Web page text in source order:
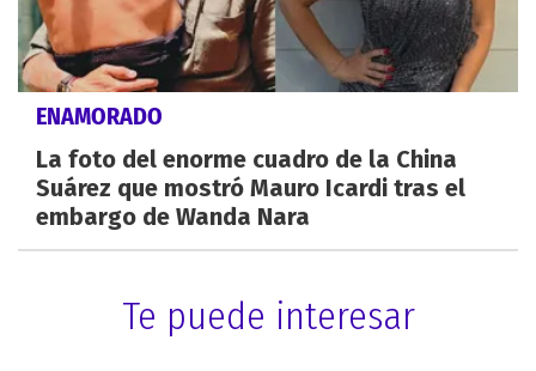
ENAMORADO
La foto del enorme cuadro de la China
Suárez que mostró Mauro Icardi tras el
embargo de Wanda Nara
Te puede interesar